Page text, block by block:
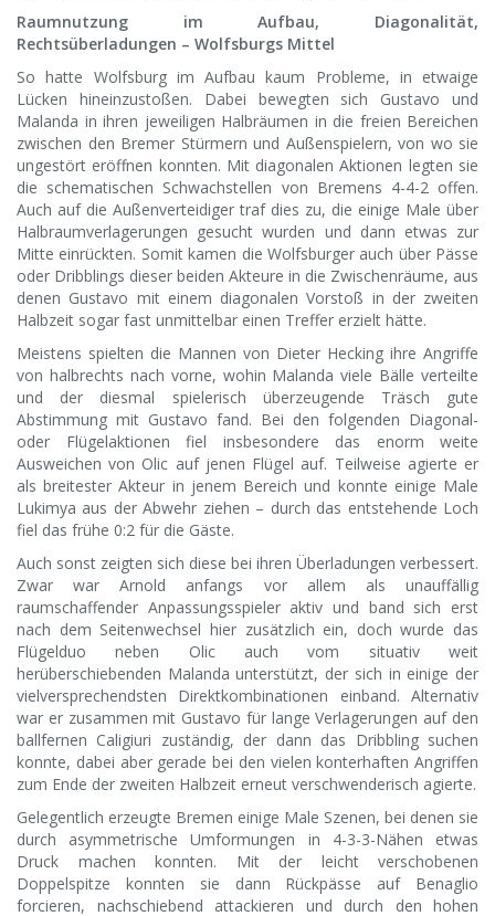
Raumnutzung im Aufbau, Diagonalität,
Rechtsüberladungen – Wolfsburgs Mittel
So hatte Wolfsburg im Aufbau kaum Probleme, in etwaige
Lücken hineinzustoßen. Dabei bewegten sich Gustavo und
Malanda in ihren jeweiligen Halbräumen in die freien Bereichen
zwischen den Bremer Stürmern und Außenspielern, von wo sie
ungestört eröffnen konnten. Mit diagonalen Aktionen legten sie
die schematischen Schwachstellen von Bremens 4-4-2 offen.
Auch auf die Außenverteidiger traf dies zu, die einige Male über
Halbraumverlagerungen gesucht wurden und dann etwas zur
Mitte einrückten. Somit kamen die Wolfsburger auch über Pässe
oder Dribblings dieser beiden Akteure in die Zwischenräume, aus
denen Gustavo mit einem diagonalen Vorstoß in der zweiten
Halbzeit sogar fast unmittelbar einen Treffer erzielt hätte.
Meistens spielten die Mannen von Dieter Hecking ihre Angriffe
von halbrechts nach vorne, wohin Malanda viele Bälle verteilte
und der diesmal spielerisch überzeugende Träsch gute
Abstimmung mit Gustavo fand. Bei den folgenden Diagonal-
oder Flügelaktionen fiel insbesondere das enorm weite
Ausweichen von Olic auf jenen Flügel auf. Teilweise agierte er
als breitester Akteur in jenem Bereich und konnte einige Male
Lukimya aus der Abwehr ziehen – durch das entstehende Loch
fiel das frühe 0:2 für die Gäste.
Auch sonst zeigten sich diese bei ihren Überladungen verbessert.
Zwar war Arnold anfangs vor allem als unauffällig
raumschaffender Anpassungsspieler aktiv und band sich erst
nach dem Seitenwechsel hier zusätzlich ein, doch wurde das
Flügelduo neben Olic auch vom situativ weit
herüberschiebenden Malanda unterstützt, der sich in einige der
vielversprechendsten Direktkombinationen einband. Alternativ
war er zusammen mit Gustavo für lange Verlagerungen auf den
ballfernen Caligiuri zuständig, der dann das Dribbling suchen
konnte, dabei aber gerade bei den vielen konterhaften Angriffen
zum Ende der zweiten Halbzeit erneut verschwenderisch agierte.
Gelegentlich erzeugte Bremen einige Male Szenen, bei denen sie
durch asymmetrische Umformungen in 4-3-3-Nähen etwas
Druck machen konnten. Mit der leicht verschobenen
Doppelspitze konnten sie dann Rückpässe auf Benaglio
forcieren, nachschiebend attackieren und durch den hohen